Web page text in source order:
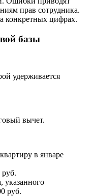
прав сотрудника.
конкретных цифрах.
базы
удерживается
вычет.
в январе
указанного
руб.